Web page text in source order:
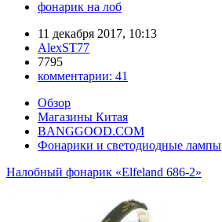
фонарик на лоб
11 декабря 2017, 10:13
AlexST77
7795
комментарии: 41
Обзор
Магазины Китая
BANGGOOD.COM
Фонарики и светодиодные лампы
Налобный фонарик «Elfeland 686-2»